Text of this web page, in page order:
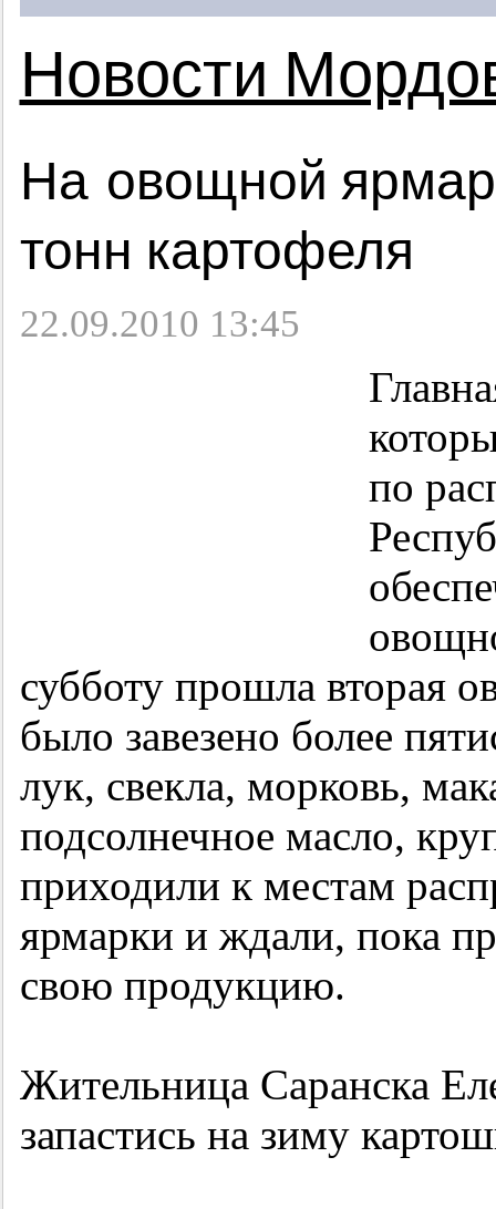
Новости
На овощной
тонн картофеля
22.09.2010 13:45
по
субботу прошла вторая
было завезено более
лук, свекла, морковь,
подсолнечное масло,
приходили к местам
ярмарки и ждали, пока
свою продукцию.
Жительница Саранска
запастись на зиму